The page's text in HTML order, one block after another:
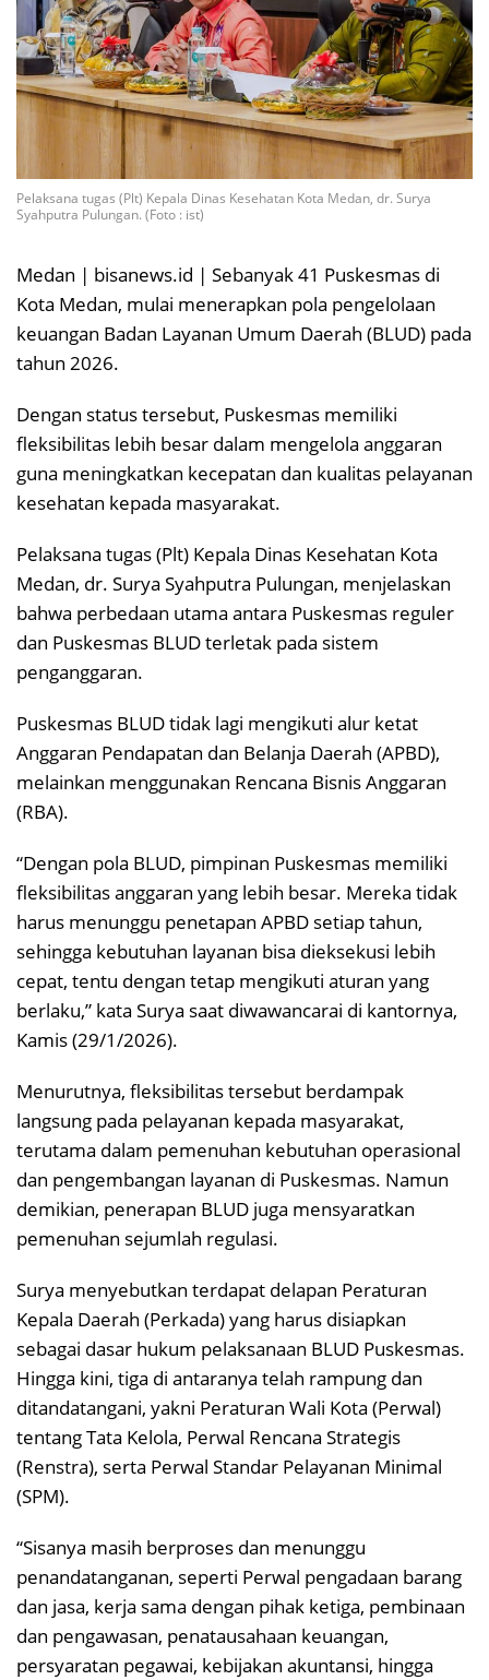
Pelaksana tugas (Plt) Kepala Dinas Kesehatan Kota Medan, dr. Surya
Syahputra Pulungan. (Foto : ist)
Medan | bisanews.id | Sebanyak 41 Puskesmas di
Kota Medan, mulai menerapkan pola pengelolaan
keuangan Badan Layanan Umum Daerah (BLUD) pada
tahun 2026.
Dengan status tersebut, Puskesmas memiliki
fleksibilitas lebih besar dalam mengelola anggaran
guna meningkatkan kecepatan dan kualitas pelayanan
kesehatan kepada masyarakat.
Pelaksana tugas (Plt) Kepala Dinas Kesehatan Kota
Medan, dr. Surya Syahputra Pulungan, menjelaskan
bahwa perbedaan utama antara Puskesmas reguler
dan Puskesmas BLUD terletak pada sistem
penganggaran.
Puskesmas BLUD tidak lagi mengikuti alur ketat
Anggaran Pendapatan dan Belanja Daerah (APBD),
melainkan menggunakan Rencana Bisnis Anggaran
(RBA).
“Dengan pola BLUD, pimpinan Puskesmas memiliki
fleksibilitas anggaran yang lebih besar. Mereka tidak
harus menunggu penetapan APBD setiap tahun,
sehingga kebutuhan layanan bisa dieksekusi lebih
cepat, tentu dengan tetap mengikuti aturan yang
berlaku,” kata Surya saat diwawancarai di kantornya,
Kamis (29/1/2026).
Menurutnya, fleksibilitas tersebut berdampak
langsung pada pelayanan kepada masyarakat,
terutama dalam pemenuhan kebutuhan operasional
dan pengembangan layanan di Puskesmas. Namun
demikian, penerapan BLUD juga mensyaratkan
pemenuhan sejumlah regulasi.
Surya menyebutkan terdapat delapan Peraturan
Kepala Daerah (Perkada) yang harus disiapkan
sebagai dasar hukum pelaksanaan BLUD Puskesmas.
Hingga kini, tiga di antaranya telah rampung dan
ditandatangani, yakni Peraturan Wali Kota (Perwal)
tentang Tata Kelola, Perwal Rencana Strategis
(Renstra), serta Perwal Standar Pelayanan Minimal
(SPM).
“Sisanya masih berproses dan menunggu
penandatanganan, seperti Perwal pengadaan barang
dan jasa, kerja sama dengan pihak ketiga, pembinaan
dan pengawasan, penatausahaan keuangan,
persyaratan pegawai, kebijakan akuntansi, hingga